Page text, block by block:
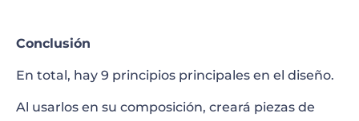
Conclusión
En total, hay 9 principios principales en el diseño.
Al usarlos en su composición, creará piezas de